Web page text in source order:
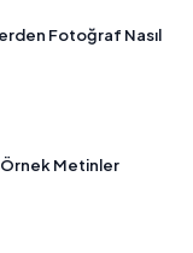
Fotoğraf Nasıl
Örnek Metinler